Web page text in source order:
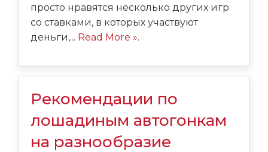
просто нравятся несколько других игр
со ставками, в которых участвуют
деньги,... Read More ».
Рекомендации по
лошадиным автогонкам
на разнообразие